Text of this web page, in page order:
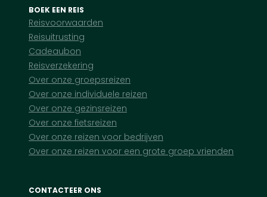
BOEK EEN REIS
Reisvoorwaarden
Reisuitrusting
Cadeaubon
Reisverzekering
Over onze groepsreizen
Over onze individuele reizen
Over onze gezinsreizen
Over onze fietsreizen
Over onze reizen voor bedrijven
Over onze reizen voor een grote groep vrienden
CONTACTEER ONS